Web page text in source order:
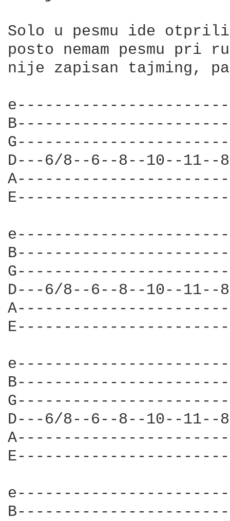
Solo u pesmu ide
posto nemam pesmu pri
nije zapisan tajming,
D---6/8--6--8--10--
D---6/8--6--8--10--
D---6/8--6--8--10--